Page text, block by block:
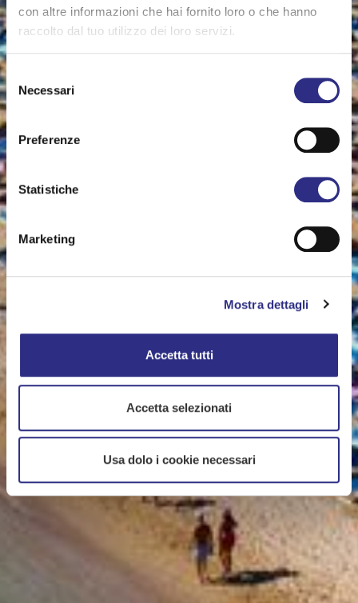
con altre informazioni che hai fornito loro o che hanno
raccolto dal tuo utilizzo dei loro servizi.
Selezione
del
consenso
Necessari
Preferenze
Statistiche
Marketing
Mostra dettagli
Accetta tutti
Accetta selezionati
Usa dolo i cookie necessari